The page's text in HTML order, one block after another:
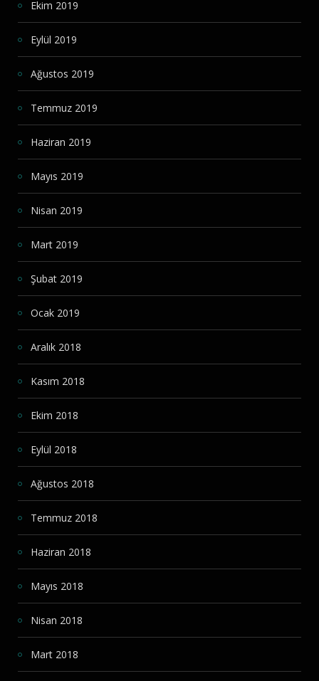
Ekim 2019
Eylül 2019
Ağustos 2019
Temmuz 2019
Haziran 2019
Mayıs 2019
Nisan 2019
Mart 2019
Şubat 2019
Ocak 2019
Aralık 2018
Kasım 2018
Ekim 2018
Eylül 2018
Ağustos 2018
Temmuz 2018
Haziran 2018
Mayıs 2018
Nisan 2018
Mart 2018